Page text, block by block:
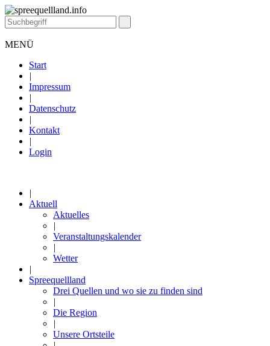
MENÜ
Start
|
Impressum
|
Datenschutz
|
Kontakt
|
Login
|
Aktuell
Aktuelles
|
Veranstaltungskalender
|
Wetter
|
Spreequellland
Drei Quellen und wo sie zu finden sind
|
Die Region
|
Unsere Ortsteile